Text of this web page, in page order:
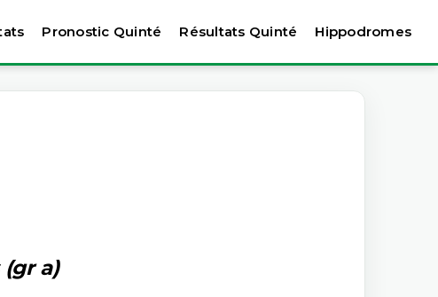
Pronostic Quinté Résultats Quinté Hippodromes
a)